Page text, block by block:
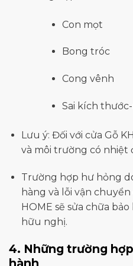
Con mọt
Bong tróc
Cong vênh
Sai kích
Lưu ý: Đối với cửa Gỗ
và môi trường có nhiệt
Trường hợp hư hỏng
hàng và lỗi vận
HOME sẽ sửa chữa
hữu nghị.
4. Những trường
hành